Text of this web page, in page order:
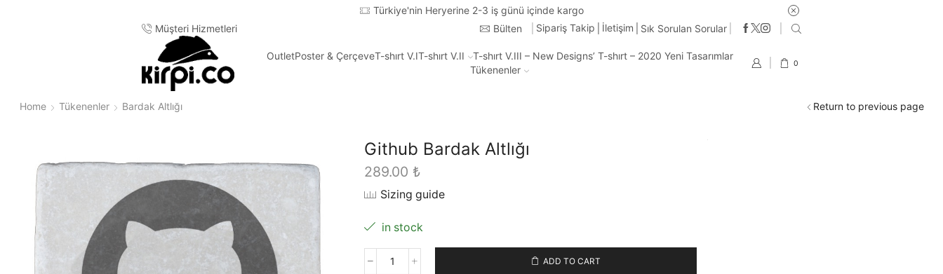
Türkiye'nin Heryerine 2-3 iş günü içinde kargo
Müşteri Hizmetleri
Bülten Sipariş Takip İletişim Sık Sorulan Sorular
OutletPoster & ÇerçeveT-shırt V.IT-shırt V.II
T-shırt V.III – New Designs’ T-shırt – 2020 Yeni Tasarımlar
Tükenenler
0
Home Tükenenler Bardak Altlığı Return to previous page
Github Bardak Altlığı
289.00 ₺
Sizing guide
in stock
Github
ADD TO CART